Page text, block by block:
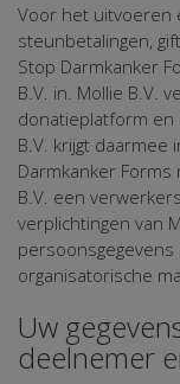
Voor het uitvoeren
steunbetalingen,
Stop Darmkanker
B.V. in. Mollie B.V.
donatieplatform en
B.V. krijgt daarmee
Darmkanker
B.V. een
verplichtingen van
organisatorische
Uw
deelnemer